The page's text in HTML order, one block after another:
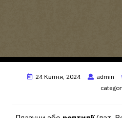
24 Квітня, 2024 admin